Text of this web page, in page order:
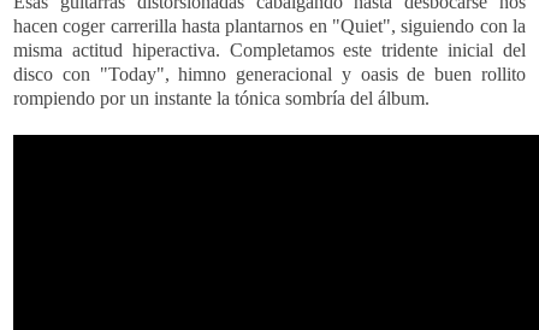
hacen coger carrerilla hasta plantarnos en "Quiet", siguiendo con la
misma actitud hiperactiva. Completamos este tridente inicial del
disco con "Today", himno generacional y oasis de buen rollito
rompiendo por un instante la tónica sombría del álbum.